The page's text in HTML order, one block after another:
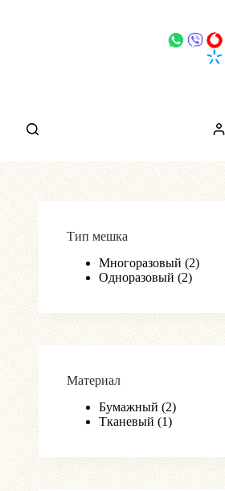
Тип мешка
Многоразовый (2)
Одноразовый (2)
Материал
Бумажный (2)
Тканевый (1)